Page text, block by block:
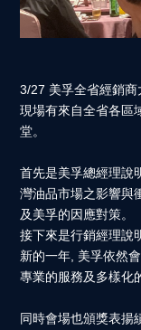
3/27 美孚全省經銷商
現場有來自全省各區
堂。
首先是美孚總經理說
灣油品市場之影響與
及美孚的因應對策。
接下來是行銷經理說
新的一年, 美孚依然
專業的服務及多樣化
同時會場也頒獎表揚